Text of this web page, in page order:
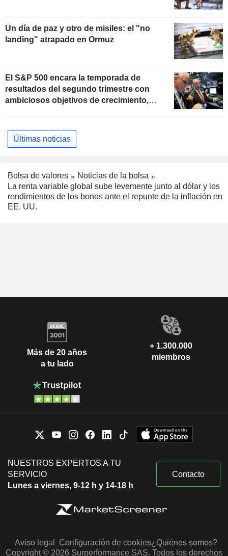
Un día de paz y otro de misiles: el "no
landing" atrapado en Ormuz
El S&P 500 encara la temporada de
resultados del segundo trimestre con
ambiciosos objetivos de crecimiento,
Últimas noticias
Bolsa de valores
Noticias de la bolsa
La renta variable global sube levemente junto al dólar y los
rendimientos de los bonos ante el repunte de la inflación en
EE. UU.
Más de 20 años
a tu lado
+ 1.300.000
miembros
NUESTROS EXPERTOS A TU
SERVICIO
Lunes a viernes, 9-12 h y 14-18 h
Contacto
Aviso legal Configuración de cookies¿Quiénes somos?
Copyright © 2026 Surperformance SAS. Todos los derechos